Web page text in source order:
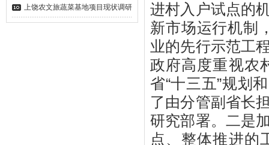
上饶农文旅蔬菜基地项目现状调研
进村入户试点的
新市场运行机制
业的先行示范工
政府高度重视农
省“十三五”规划
了由分管副省长
研究部署。二是
点、整体推进的